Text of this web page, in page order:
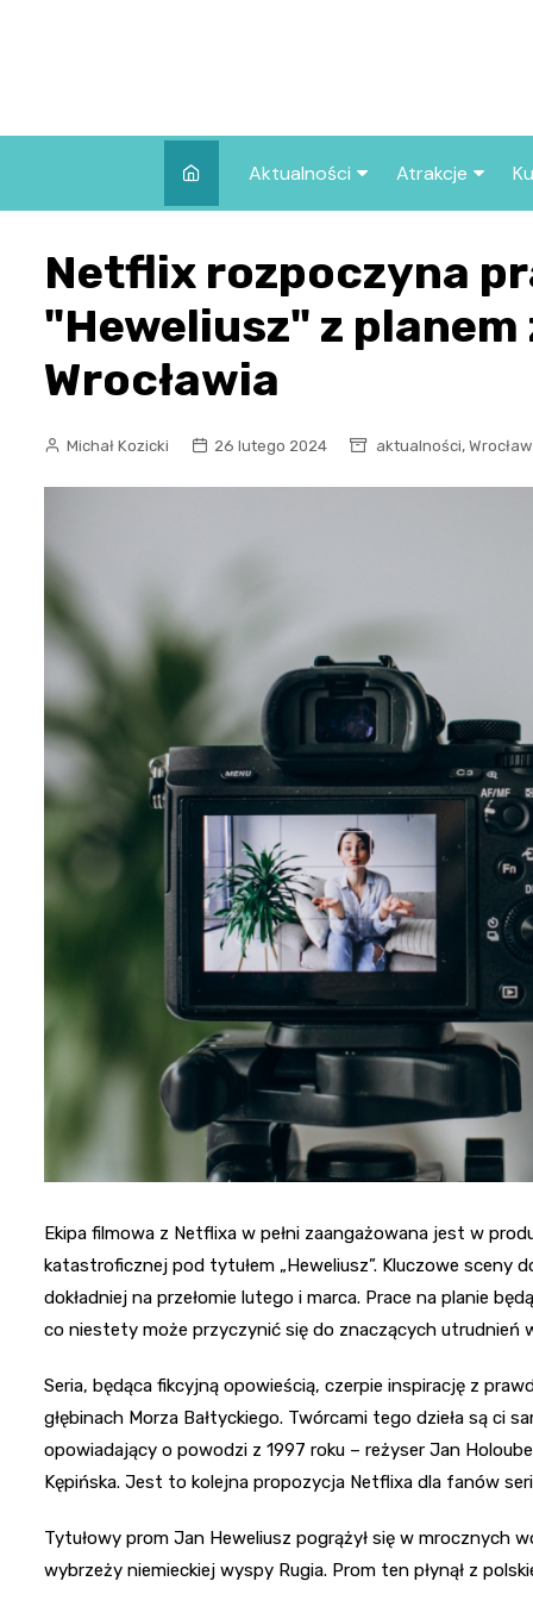
Aktualności
Wszystkie wpisy
Atrakcje
we Wrocławiu
Co warto
Wrocławiu?
Netflix rozpoczyna
"Heweliusz" z
Wrocławia
Michał Kozicki 26 lutego 2024 aktualności,
Ekipa filmowa z Netflixa w pełni zaangażowana jest w
katastroficznej pod tytułem „Heweliusz”. Kluczowe sceny
dokładniej na przełomie lutego i marca. Prace na planie
co niestety może przyczynić się do znaczących utrudnień
Seria, będąca fikcyjną opowieścią, czerpie inspirację z
głębinach Morza Bałtyckiego. Twórcami tego dzieła są ci
opowiadający o powodzi z 1997 roku – reżyser Jan
Kępińska. Jest to kolejna propozycja Netflixa dla fanów
Tytułowy prom Jan Heweliusz pogrążył się w mrocznych
wybrzeży niemieckiej wyspy Rugia. Prom ten płynął z